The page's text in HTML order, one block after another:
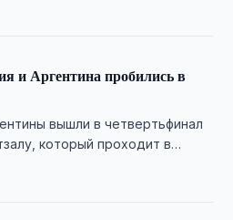
и Аргентина пробились в
вышли в четвертьфинал
который проходит в